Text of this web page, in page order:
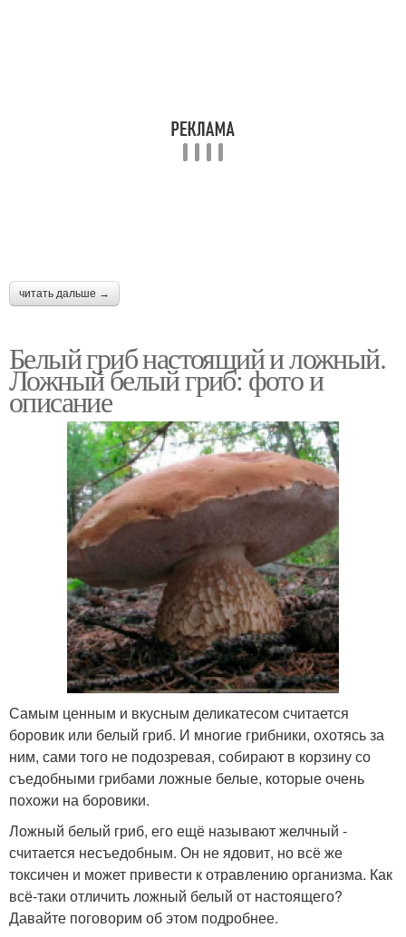
читать дальше →
Белый гриб настоящий и ложный.
Ложный белый гриб: фото и
описание
Самым ценным и вкусным деликатесом считается
боровик или белый гриб. И многие грибники, охотясь за
ним, сами того не подозревая, собирают в корзину со
съедобными грибами ложные белые, которые очень
похожи на боровики.
Ложный белый гриб, его ещё называют желчный -
считается несъедобным. Он не ядовит, но всё же
токсичен и может привести к отравлению организма. Как
всё-таки отличить ложный белый от настоящего?
Давайте поговорим об этом подробнее.